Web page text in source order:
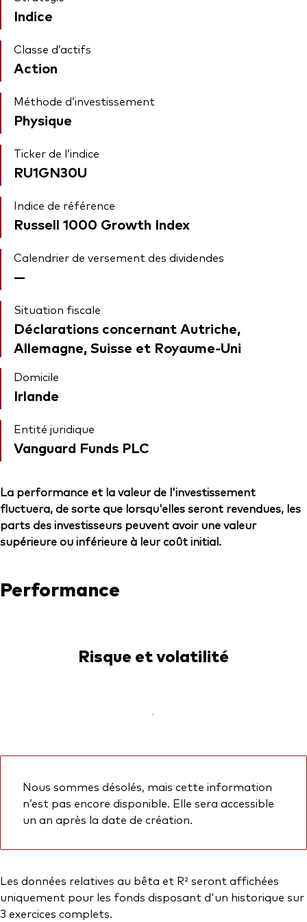
Indice
Classe d’actifs
Action
Méthode d’investissement
Physique
Ticker de l’indice
RU1GN30U
Indice de référence
Russell 1000 Growth Index
Calendrier de versement des dividendes
—
Situation fiscale
Déclarations concernant Autriche,
Allemagne, Suisse et Royaume-Uni
Domicile
Irlande
Entité juridique
Vanguard Funds PLC
La performance et la valeur de l'investissement
fluctuera, de sorte que lorsqu'elles seront revendues, les
parts des investisseurs peuvent avoir une valeur
supérieure ou inférieure à leur coût initial.
Performance
Risque et volatilité
-
Nous sommes désolés, mais cette information
n’est pas encore disponible. Elle sera accessible
un an après la date de création.
Les données relatives au bêta et R² seront affichées
uniquement pour les fonds disposant d'un historique sur
3 exercices complets.